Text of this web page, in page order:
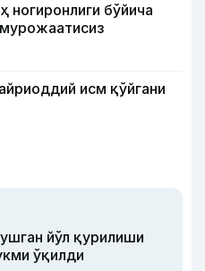
ногиронлиги бўйича
исм қўйгани
йўл қурилиши
ўқилди